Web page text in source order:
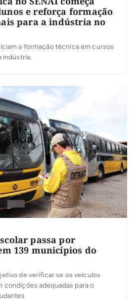
e reforça formação
para a indústria no
a formação técnica em cursos
indústria.
passa por
139 municípios do
de verificar se os veículos
condições adequadas para o